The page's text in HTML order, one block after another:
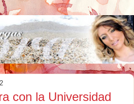
con la Universidad